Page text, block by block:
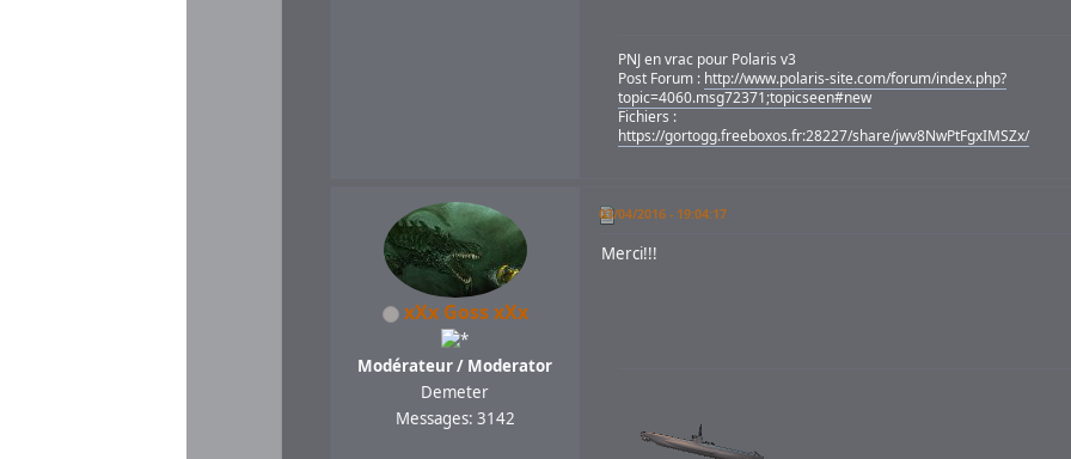
PNJ en vrac pour Polaris v3
Post Forum : http://www.polaris-site.com/forum/index.php?
topic=4060.msg72371;topicseen#new
Fichiers :
https://gortogg.freeboxos.fr:28227/share/jwv8NwPtFgxIMSZx/
xXx Goss xXx
Modérateur / Moderator
Demeter
Messages: 3142
03/04/2016 - 19:04:17
Merci!!!